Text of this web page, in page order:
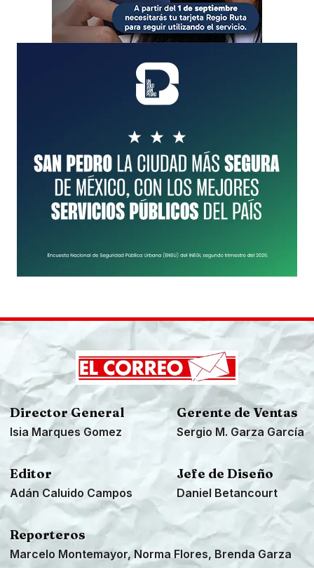
Director General
Isia Marques Gomez
Gerente de Ventas
Sergio M. Garza García
Editor
Adán Caluido Campos
Jefe de Diseño
Daniel Betancourt
Reporteros
Marcelo Montemayor, Norma Flores, Brenda Garza